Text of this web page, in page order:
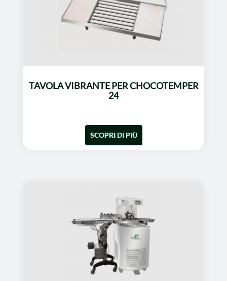
TAVOLA VIBRANTE PER CHOCOTEMPER
24
SCOPRI DI PIÙ